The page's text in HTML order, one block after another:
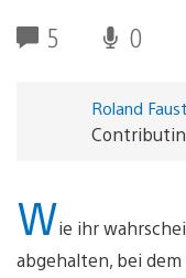
5 0
Roland
Wie ihr
abgehalten, bei